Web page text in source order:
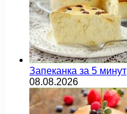
Запеканка за 5 минут
08.08.2026